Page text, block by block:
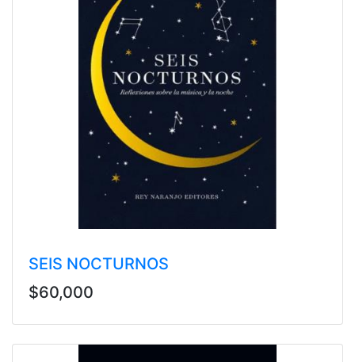
SEIS NOCTURNOS
$60,000